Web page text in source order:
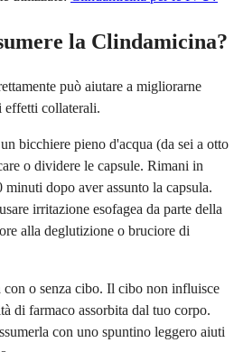
la Clindamicina?
può aiutare a migliorarne
collaterali.
bicchiere pieno d'acqua (da sei a otto
o dividere le capsule. Rimani in
dopo aver assunto la capsula.
irritazione esofagea da parte della
alla deglutizione o bruciore di
con o senza cibo. Il cibo non influisce
di farmaco assorbita dal tuo corpo.
con uno spuntino leggero aiuti